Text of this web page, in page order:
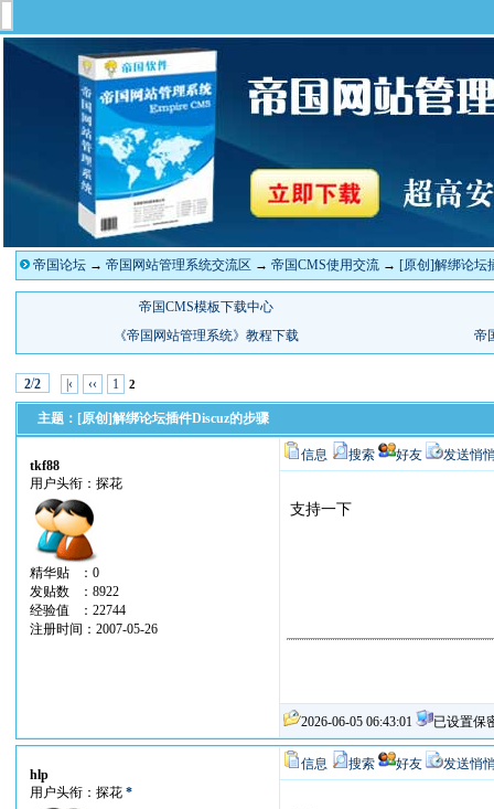
帝国论坛→ 帝国网站管理系统交流区 → 帝国CMS使用交流→ [原创]解绑论坛
2/2 |‹ ‹‹ 1 2
主题：[原创]解绑论坛插件Discuz的步骤
tkf88
用户头衔：探花
精华贴 ：0
发贴数 ：8922
经验值 ：22744
注册时间：2007-05-26
信息 搜索 好友 发送悄
支持一下
2026-06-05 06:43:01 已设置保
hlp
用户头衔：探花 *
信息 搜索 好友 发送悄